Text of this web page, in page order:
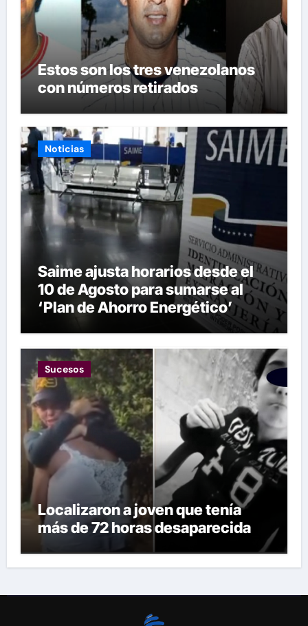
Estos son los tres venezolanos
con números retirados
Noticias
Saime ajusta horarios desde el
10 de Agosto para sumarse al
‘Plan de Ahorro Energético’
Sucesos
Localizaron a joven que tenía
más de 72 horas desaparecida